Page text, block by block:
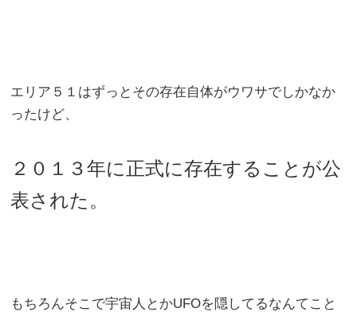
エリア５１はずっとその存在自体がウワサでしかなか
ったけど、
２０１３年に正式に存在することが公
表された。
もちろんそこで宇宙人とかUFOを隠してるなんてこと